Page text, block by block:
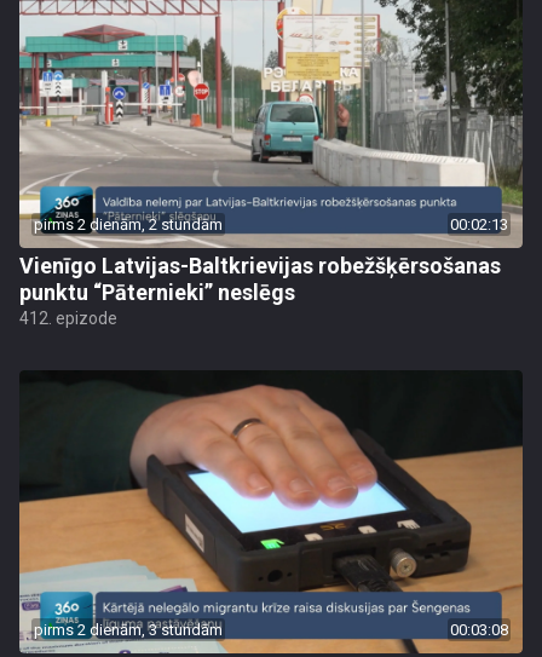
pirms 2 dienām, 2 stundām 00:02:13
Vienīgo Latvijas-Baltkrievijas robežšķērsošanas
punktu “Pāternieki” neslēgs
412. epizode
pirms 2 dienām, 3 stundām 00:03:08